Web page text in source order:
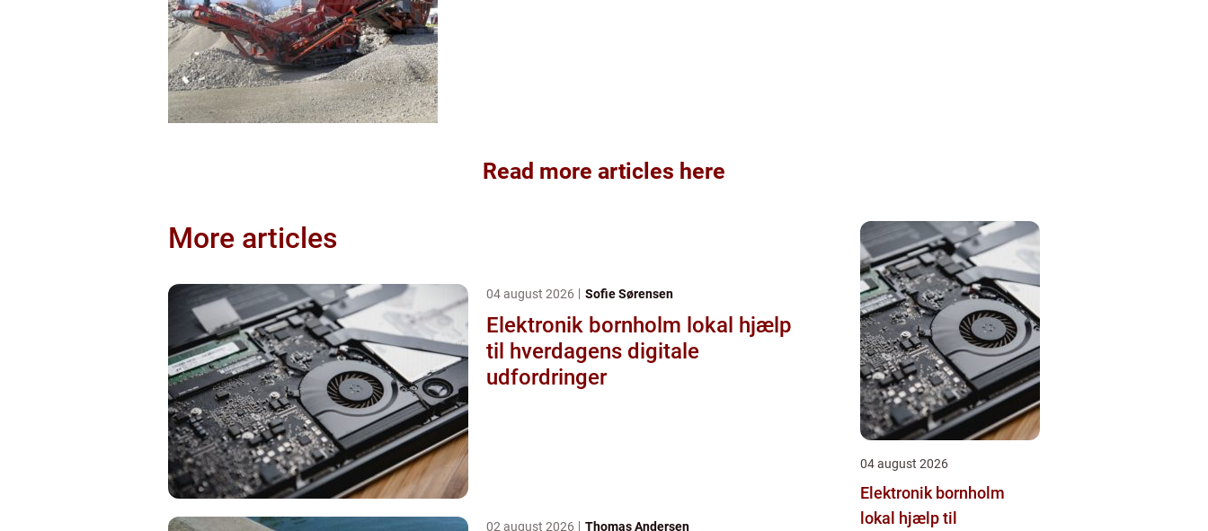
Read more articles here
More articles
04 august 2026 Sofie Sørensen
Elektronik bornholm lokal hjælp
til hverdagens digitale
udfordringer
02 august 2026 Thomas Andersen
04 august 2026
Elektronik bornholm
lokal hjælp til